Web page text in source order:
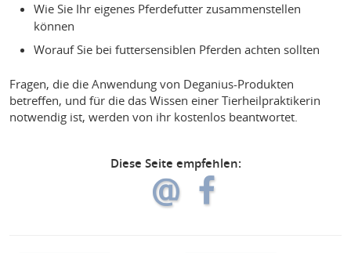
Wie Sie Ihr eigenes Pferdefutter zusammenstellen
können
Worauf Sie bei futtersensiblen Pferden achten sollten
Fragen, die die Anwendung von Deganius-Produkten
betreffen, und für die das Wissen einer Tierheilpraktikerin
notwendig ist, werden von ihr kostenlos beantwortet.
Diese Seite empfehlen: